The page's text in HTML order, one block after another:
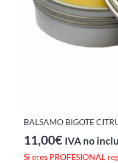
BALSAMO BIGOTE
11,00€ IVA no
Si eres PROFESIONAL